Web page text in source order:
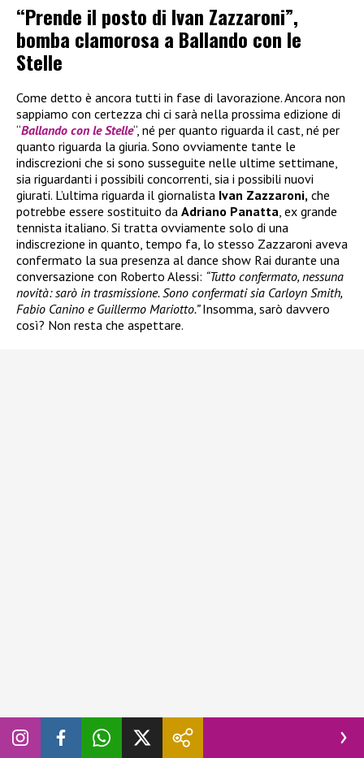
“Prende il posto di Ivan Zazzaroni”,
bomba clamorosa a Ballando con le
Stelle
Come detto è ancora tutti in fase di lavorazione. Ancora non
sappiamo con certezza chi ci sarà nella prossima edizione di
“Ballando con le Stelle“, né per quanto riguarda il cast, né per
quanto riguarda la giuria. Sono ovviamente tante le
indiscrezioni che si sono susseguite nelle ultime settimane,
sia riguardanti i possibili concorrenti, sia i possibili nuovi
giurati. L’ultima riguarda il giornalista Ivan Zazzaroni, che
potrebbe essere sostituito da Adriano Panatta , ex grande
tennista italiano. Si tratta ovviamente solo di una
indiscrezione in quanto, tempo fa, lo stesso Zazzaroni aveva
confermato la sua presenza al dance show Rai durante una
conversazione con Roberto Alessi: “Tutto confermato, nessuna
novità: sarò in trasmissione. Sono confermati sia Carloyn Smith,
Fabio Canino e Guillermo Mariotto.”Insomma, sarò davvero
così? Non resta che aspettare.